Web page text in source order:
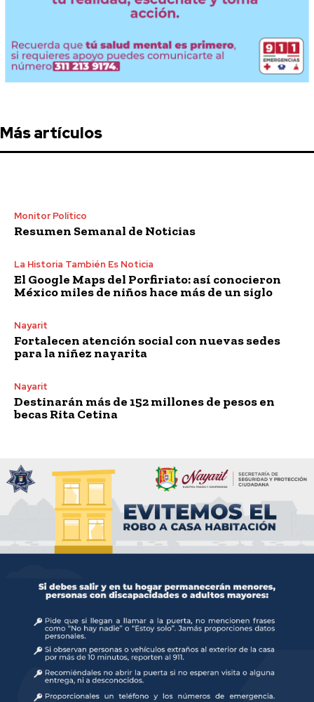
Más artículos
Monitor Político
Resumen Semanal de Noticias
La Historia También Es Noticia
El Google Maps del Porfiriato: así conocieron
México miles de niños hace más de un siglo
Nayarit
Fortalecen atención social con nuevas sedes
para la niñez nayarita
Nayarit
Destinarán más de 152 millones de pesos en
becas Rita Cetina